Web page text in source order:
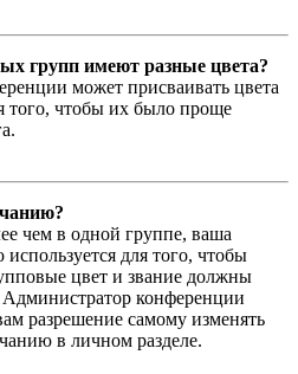
групп имеют разные цвета?
может присваивать цвета
того, чтобы их было проще
чем в одной группе, ваша
для того, чтобы
цвет и звание должны
конференции
разрешение самому изменять
в личном разделе.